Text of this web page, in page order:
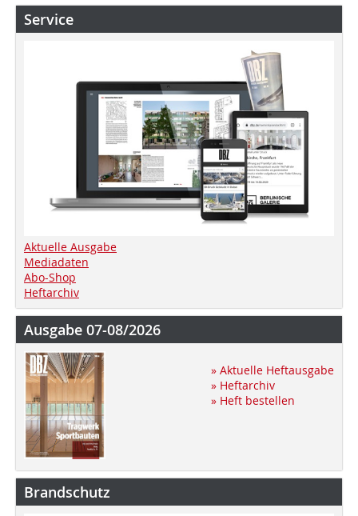
Service
Aktuelle Ausgabe
Mediadaten
Abo-Shop
Heftarchiv
Ausgabe 07-08/2026
» Aktuelle Heftausgabe
» Heftarchiv
» Heft bestellen
Brandschutz